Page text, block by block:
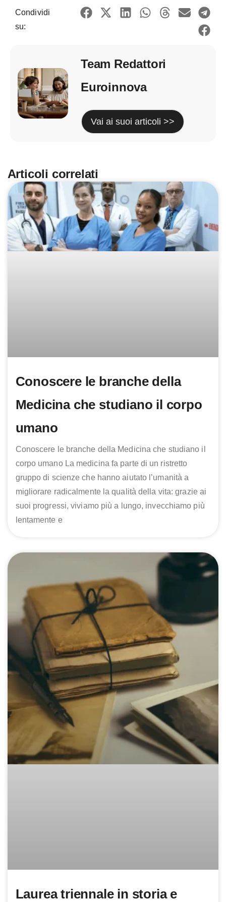
Condividi
su:
Team Redattori
Euroinnova
Vai ai suoi articoli >>
Articoli correlati
Conoscere le branche della
Medicina che studiano il corpo
umano
Conoscere le branche della Medicina che studiano il
corpo umano La medicina fa parte di un ristretto
gruppo di scienze che hanno aiutato l’umanità a
migliorare radicalmente la qualità della vita: grazie ai
suoi progressi, viviamo più a lungo, invecchiamo più
lentamente e
Laurea triennale in storia e